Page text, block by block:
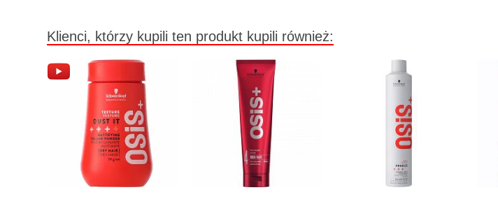
Klienci, którzy kupili ten produkt kupili również: